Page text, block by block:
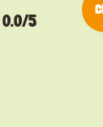
0.0/5